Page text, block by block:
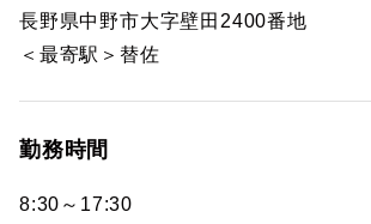
長野県中野市大字壁田2400番地
＜最寄駅＞替佐
勤務時間
8:30～17:30